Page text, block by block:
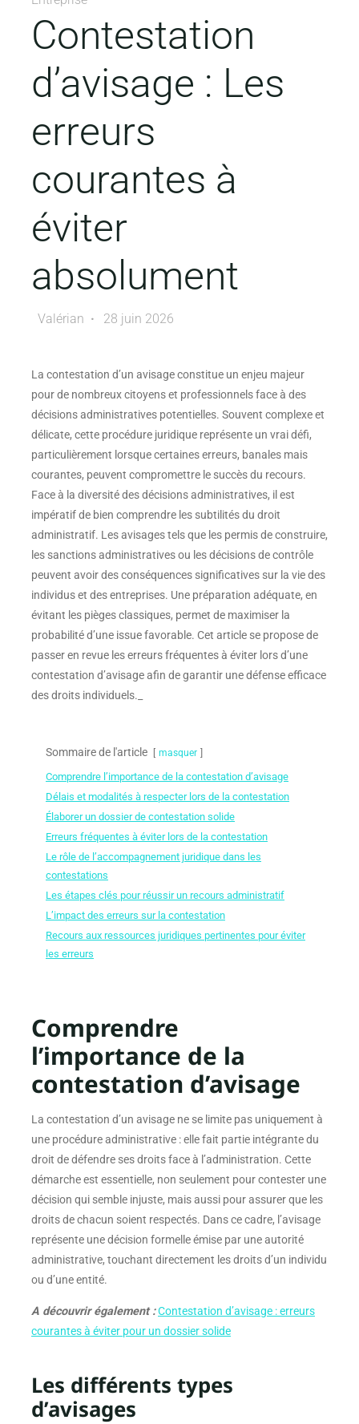
Contestation
d’avisage : Les
erreurs
courantes à
éviter
absolument
Valérian 28 juin 2026
La contestation d’un avisage constitue un enjeu majeur
pour de nombreux citoyens et professionnels face à des
décisions administratives potentielles. Souvent complexe et
délicate, cette procédure juridique représente un vrai défi,
particulièrement lorsque certaines erreurs, banales mais
courantes, peuvent compromettre le succès du recours.
Face à la diversité des décisions administratives, il est
impératif de bien comprendre les subtilités du droit
administratif. Les avisages tels que les permis de construire,
les sanctions administratives ou les décisions de contrôle
peuvent avoir des conséquences significatives sur la vie des
individus et des entreprises. Une préparation adéquate, en
évitant les pièges classiques, permet de maximiser la
probabilité d’une issue favorable. Cet article se propose de
passer en revue les erreurs fréquentes à éviter lors d’une
contestation d’avisage afin de garantir une défense efficace
des droits individuels._
Sommaire de l'article masquer
Comprendre l’importance de la contestation d’avisage
Délais et modalités à respecter lors de la contestation
Élaborer un dossier de contestation solide
Erreurs fréquentes à éviter lors de la contestation
Le rôle de l’accompagnement juridique dans les
contestations
Les étapes clés pour réussir un recours administratif
L’impact des erreurs sur la contestation
Recours aux ressources juridiques pertinentes pour éviter
les erreurs
Comprendre
l’importance de la
contestation d’avisage
La contestation d’un avisage ne se limite pas uniquement à
une procédure administrative : elle fait partie intégrante du
droit de défendre ses droits face à l’administration. Cette
démarche est essentielle, non seulement pour contester une
décision qui semble injuste, mais aussi pour assurer que les
droits de chacun soient respectés. Dans ce cadre, l’avisage
représente une décision formelle émise par une autorité
administrative, touchant directement les droits d’un individu
ou d’une entité.
A découvrir également :Contestation d’avisage : erreurs
courantes à éviter pour un dossier solide
Les différents types
d’avisages